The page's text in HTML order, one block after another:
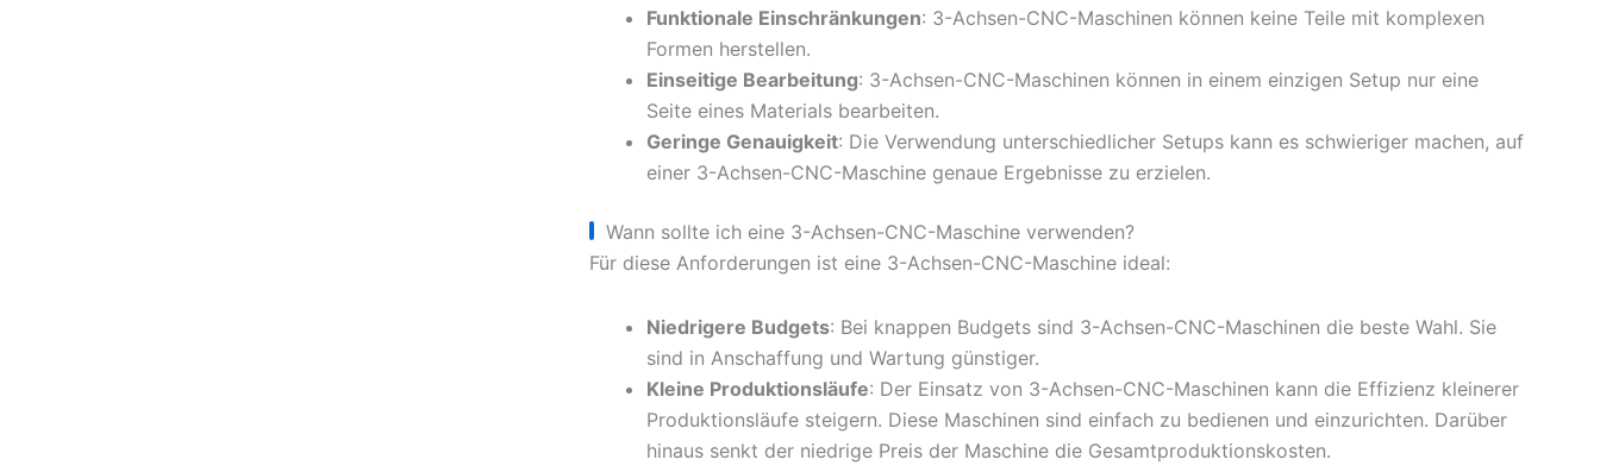
Funktionale Einschränkungen: 3-Achsen-CNC-Maschinen können keine Teile mit komplexen
Formen herstellen.
Einseitige Bearbeitung: 3-Achsen-CNC-Maschinen können in einem einzigen Setup nur eine
Seite eines Materials bearbeiten.
Geringe Genauigkeit: Die Verwendung unterschiedlicher Setups kann es schwieriger machen, auf
einer 3-Achsen-CNC-Maschine genaue Ergebnisse zu erzielen.
Wann sollte ich eine 3-Achsen-CNC-Maschine verwenden?
Für diese Anforderungen ist eine 3-Achsen-CNC-Maschine ideal:
Niedrigere Budgets: Bei knappen Budgets sind 3-Achsen-CNC-Maschinen die beste Wahl. Sie
sind in Anschaffung und Wartung günstiger.
Kleine Produktionsläufe: Der Einsatz von 3-Achsen-CNC-Maschinen kann die Effizienz kleinerer
Produktionsläufe steigern. Diese Maschinen sind einfach zu bedienen und einzurichten. Darüber
hinaus senkt der niedrige Preis der Maschine die Gesamtproduktionskosten.